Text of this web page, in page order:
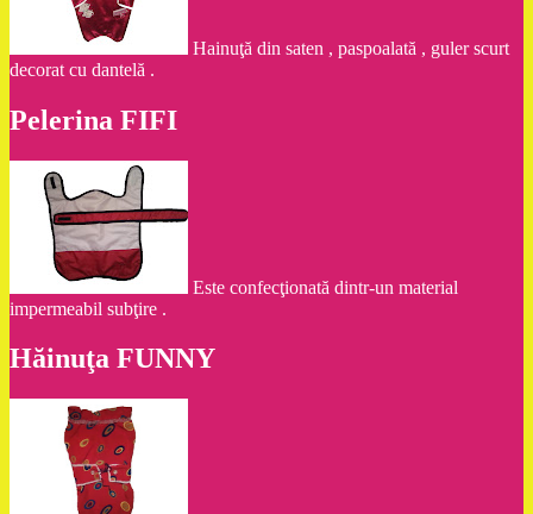
Hainuţă din saten , paspoalată , guler scurt
decorat cu dantelă .
Pelerina FIFI
Este confecţionată dintr-un material
impermeabil subţire .
Hăinuţa FUNNY